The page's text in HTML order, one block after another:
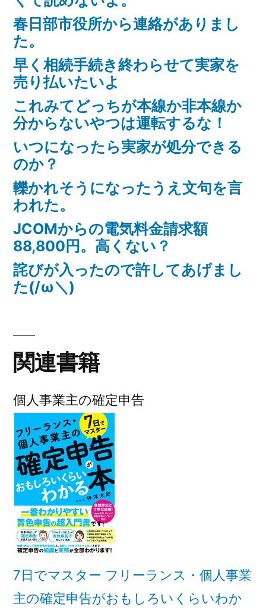
ス”
の
春日部市役所から連絡がありまし
た。
早く相続手続き終わらせて実家を
売り払いたいよ
これみてどっちが本線か非本線か
分からないやつは運転するな！
いつになったら実家が処分できる
のか？
轢かれそうになったうえ文句を言
われた。
JCOMからの電気料金請求額
88,800円。高くない？
詫びが入ったので許してあげまし
た(/ω＼)
関連書籍
個人事業主の確定申告
7日でマスター フリーランス・個人事業
主の確定申告がおもしろいくらいわか